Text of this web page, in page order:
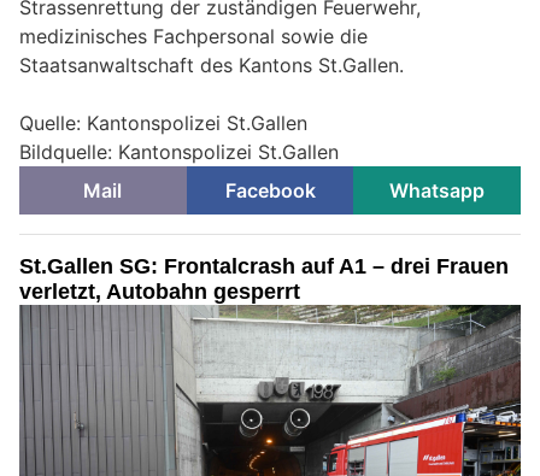
Strassenrettung der zuständigen Feuerwehr,
medizinisches Fachpersonal sowie die
Staatsanwaltschaft des Kantons St.Gallen.
Quelle: Kantonspolizei St.Gallen
Bildquelle: Kantonspolizei St.Gallen
Mail
Facebook Whatsapp
St.Gallen SG: Frontalcrash auf A1 – drei Frauen
verletzt, Autobahn gesperrt